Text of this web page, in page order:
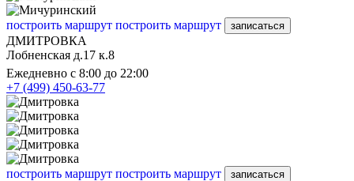
построить маршрут построить маршрут записаться
ДМИТРОВКА
Лобненская д.17 к.8
Ежедневно с 8:00 до 22:00
+7 (499) 450-63-77
построить маршрут построить маршрут записаться